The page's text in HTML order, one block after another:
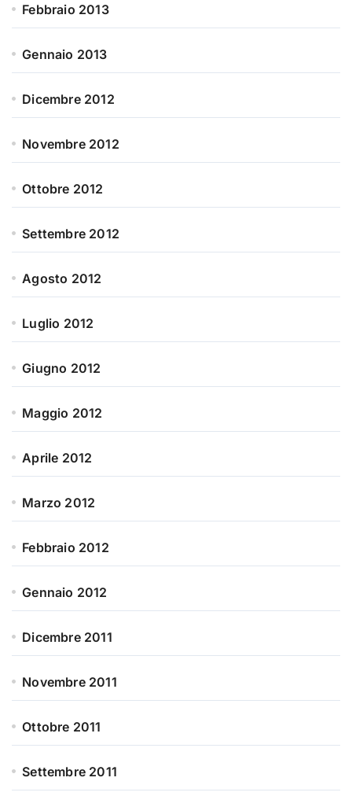
Febbraio 2013
Gennaio 2013
Dicembre 2012
Novembre 2012
Ottobre 2012
Settembre 2012
Agosto 2012
Luglio 2012
Giugno 2012
Maggio 2012
Aprile 2012
Marzo 2012
Febbraio 2012
Gennaio 2012
Dicembre 2011
Novembre 2011
Ottobre 2011
Settembre 2011